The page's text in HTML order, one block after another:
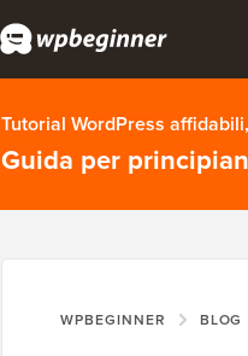
Tutorial WordPress
Guida per
WPBEGINNER BLOG